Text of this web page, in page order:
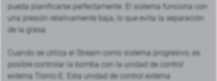
pueda planificarse perfectamente. El sistema funciona con
una presión relativamente baja, lo que evita la separación
de la grasa.
Cuando se utiliza el Stream como sistema progresivo, es
posible controlar la bomba con la unidad de control
externa Tronic-E. Esta unidad de control externa